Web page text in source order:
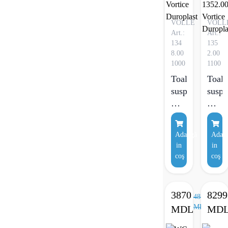
VOLLE
Art.:
134
8.00
1000
Toaletă
suspendată
VOLLE
LUGO
2.0
Vortice
Duroplast
Adaugă
in
coş
Art.:
135
2.00
1100
2.0
in
coş
3870
MDL
4870
MDL
8299